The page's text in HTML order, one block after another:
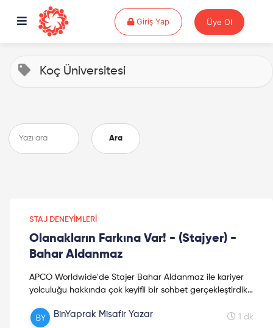
Giriş YapGiriş Yap Üye Ol
Koç Üniversitesi
Ara
STAJ DENEYIMLERI
Olanakların Farkına Var! - (Stajyer) -
Bahar Aldanmaz
APCO Worldwide'de Stajer Bahar Aldanmaz ile kariyer
yolculuğu hakkında çok keyifli bir sohbet gerçekleştirdik.
BinYaprak Misafir Yazar 1 dk